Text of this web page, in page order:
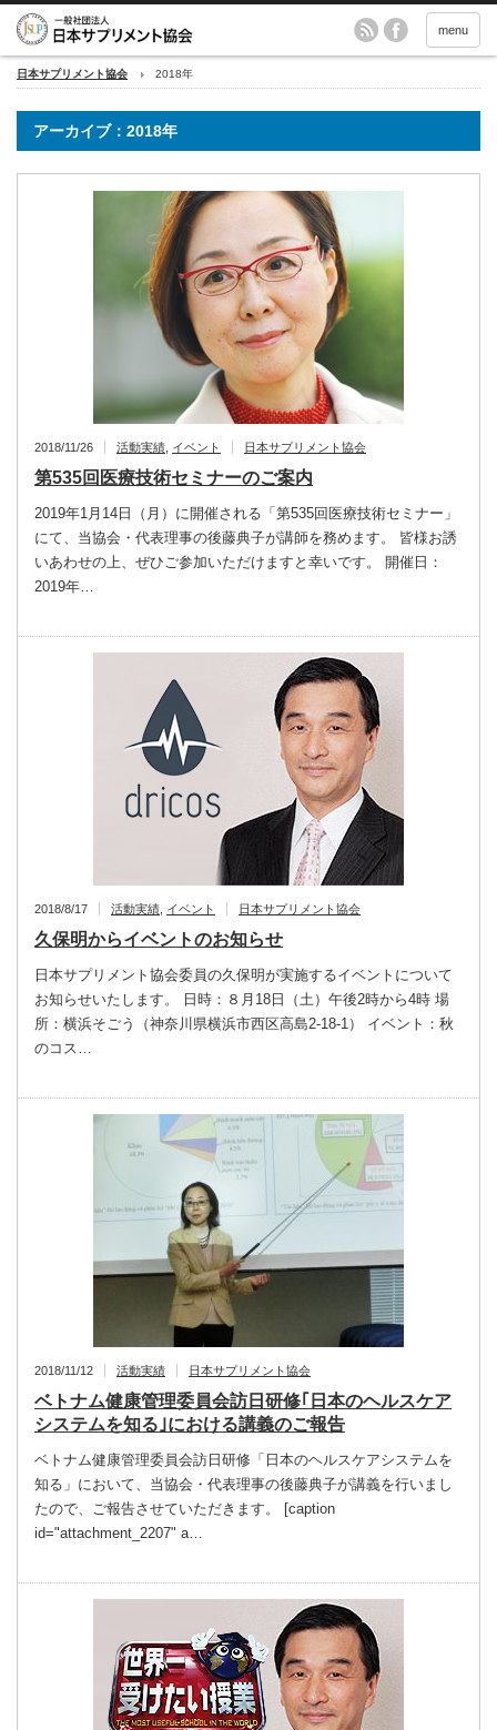
menu
日本サプリメント協会 2018年
アーカイブ：2018年
2018/11/26 活動実績 イベント 日本サプリメント協会
第535回医療技術セミナーのご案内
2019年1月14日（月）に開催される「第535回医療技術セミナー」
にて、当協会・代表理事の後藤典子が講師を務めます。 皆様お誘
いあわせの上、ぜひご参加いただけますと幸いです。 開催日：
2019年…
2018/8/17 活動実績 イベント 日本サプリメント協会
久保明からイベントのお知らせ
日本サプリメント協会委員の久保明が実施するイベントについて
お知らせいたします。 日時：８月18日（土）午後2時から4時 場
所：横浜そごう（神奈川県横浜市西区高島2-18-1） イベント：秋
のコス…
2018/11/12 活動実績 日本サプリメント協会
ベトナム健康管理委員会訪日研修｢日本のヘルスケア
システムを知る｣における講義のご報告
ベトナム健康管理委員会訪日研修「日本のヘルスケアシステムを
知る」において、当協会・代表理事の後藤典子が講義を行いまし
たので、ご報告させていただきます。 [caption
id="attachment_2207" a…